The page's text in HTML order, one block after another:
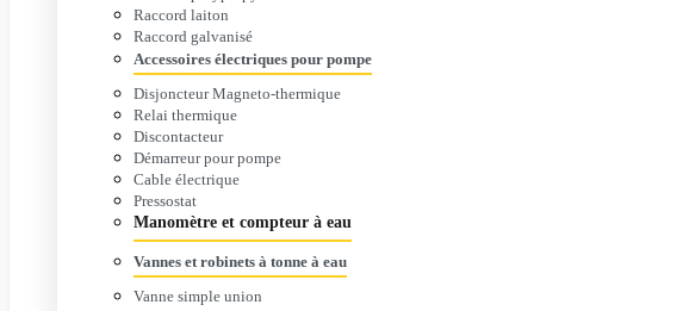
Raccord laiton
Raccord galvanisé
Accessoires électriques pour pompe
Disjoncteur Magneto-thermique
Relai thermique
Discontacteur
Démarreur pour pompe
Cable électrique
Pressostat
Manomètre et compteur à eau
Vannes et robinets à tonne à eau
Vanne simple union